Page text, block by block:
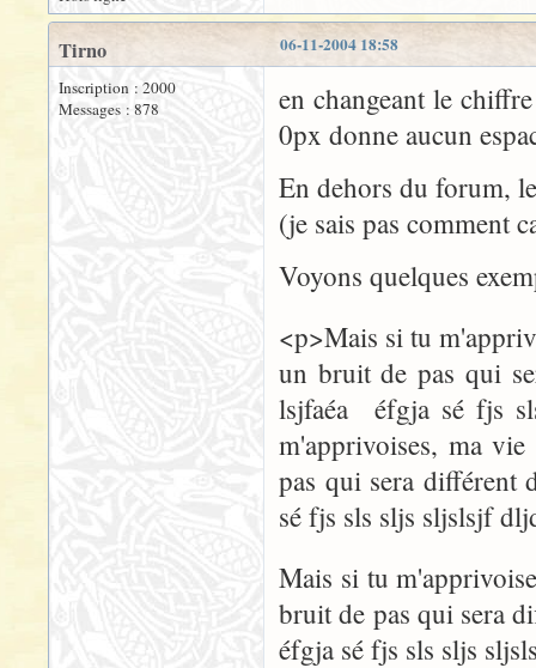
06-11-2004 18:58
Tirno
Inscription : 2000
Messages : 878
en changeant le
0px donne aucun
En dehors du forum,
(je sais pas comment
Voyons quelques
<p>Mais si tu
un bruit de pas qui
lsjfaéa éfgja sé fjs
m'apprivoises, ma
pas qui sera
sé fjs sls sljs sljslsjf
Mais si tu
bruit de pas qui sera
éfgja sé fjs sls sljs